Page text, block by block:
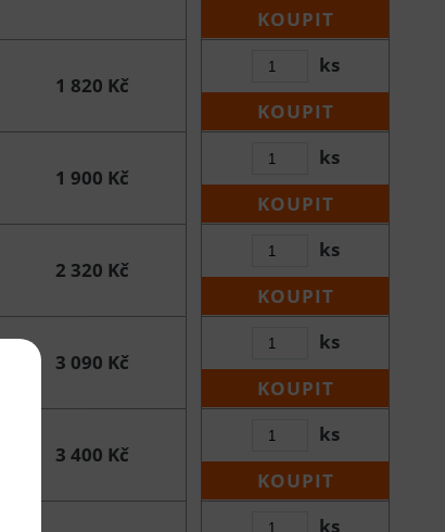
KOUPIT
1 820 Kč
ks
KOUPIT
1 900 Kč
ks
KOUPIT
2 320 Kč
ks
KOUPIT
3 090 Kč
ks
KOUPIT
3 400 Kč
ks
KOUPIT
ks